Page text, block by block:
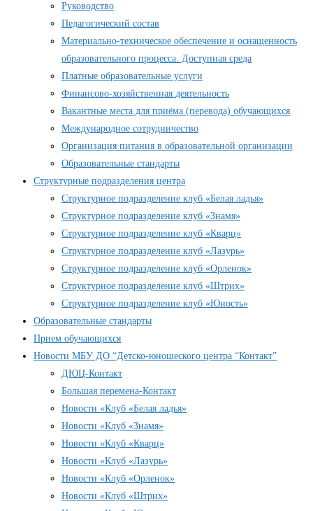
Руководство
Педагогический состав
Материально-техническое обеспечение и оснащенность
образовательного процесса. Доступная среда
Платные образовательные услуги
Финансово-хозяйственная деятельность
Вакантные места для приёма (перевода) обучающихся
Международное сотрудничество
Организация питания в образовательной организации
Образовательные стандарты
Структурные подразделения центра
Структурное подразделение клуб «Белая ладья»
Структурное подразделение клуб «Знамя»
Структурное подразделение клуб «Кварц»
Структурное подразделение клуб «Лазурь»
Структурное подразделение клуб «Орленок»
Структурное подразделение клуб «Штрих»
Структурное подразделение клуб «Юность»
Образовательные стандарты
Прием обучающихся
Новости МБУ ДО “Детско-юношеского центра “Контакт”
ДЮЦ-Контакт
Большая перемена-Контакт
Новости «Клуб «Белая ладья»
Новости «Клуб «Знамя»
Новости «Клуб «Кварц»
Новости «Клуб «Лазурь»
Новости «Клуб «Орленок»
Новости «Клуб «Штрих»